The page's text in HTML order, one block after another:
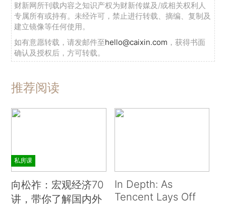
财新网所刊载内容之知识产权为财新传媒及/或相关权利人
专属所有或持有。未经许可，禁止进行转载、摘编、复制及
建立镜像等任何使用。
如有意愿转载，请发邮件至hello@caixin.com ，获得书面
确认及授权后，方可转载。
推荐阅读
私房课
向松祚：宏观经济70
讲，带你了解国内外
In Depth: As
Tencent Lays Off